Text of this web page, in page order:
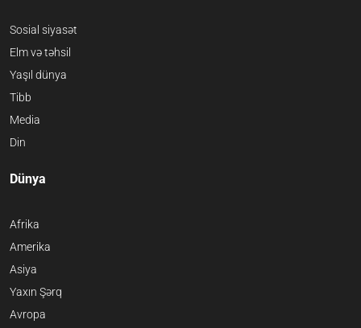
Sosial siyasət
Elm və təhsil
Yaşıl dünya
Tibb
Media
Din
Dünya
Afrika
Amerika
Asiya
Yaxın Şərq
Avropa